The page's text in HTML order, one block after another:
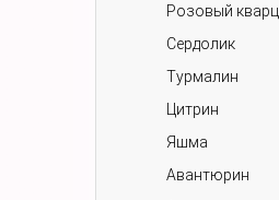
Розовый кварц
Сердолик
Турмалин
Цитрин
Яшма
Авантюрин